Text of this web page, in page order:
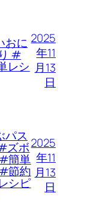
おに
#
レシ
2025
年11
月13
日
パス
ズボ
簡単
節約
シピ
2025
年11
月13
日